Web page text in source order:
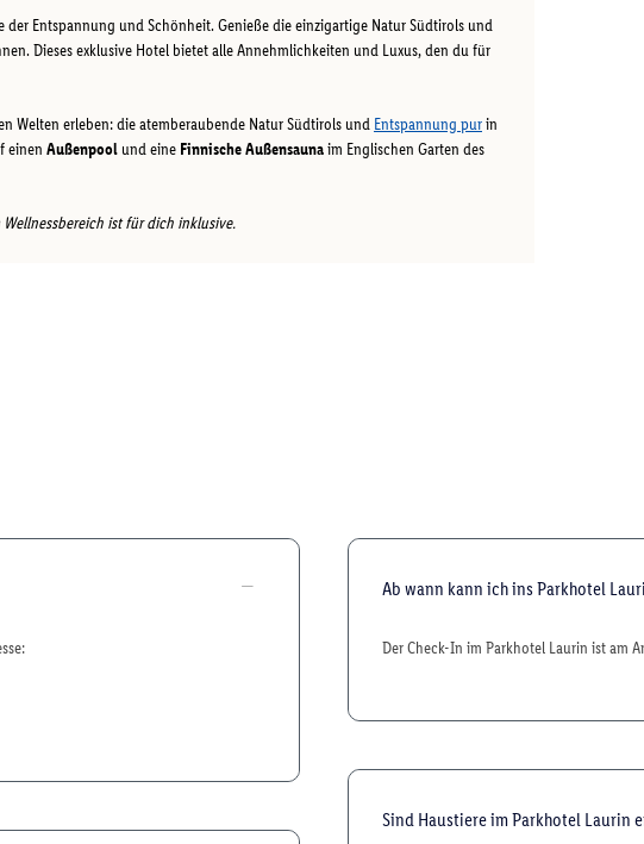
der Entspannung und Schönheit. Genieße die einzigartige Natur Südtirols und
Dieses exklusive Hotel bietet alle Annehmlichkeiten und Luxus, den du für
Welten erleben: die atemberaubende Natur Südtirols und Entspannung purin
einen Außenpool und eine Finnische Außensaunaim Englischen Garten des
ist für dich inklusive.
Ab wann kann ich ins Parkhotel
Der Check-In im Parkhotel Laurin ist am
Sind Haustiere im Parkhotel Laurin